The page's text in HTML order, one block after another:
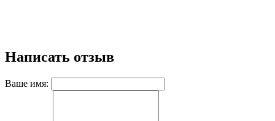
Написать отзыв
Ваше имя: